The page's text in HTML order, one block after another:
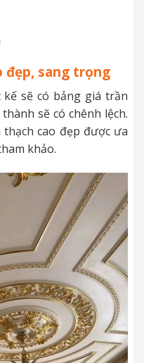
đẹp, sang trọng
sẽ có bảng giá trần
sẽ có chênh lệch.
cao đẹp được ưa
khảo.